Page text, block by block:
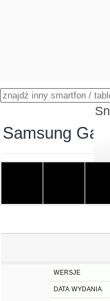
Samsung
WERSJE
DATA WYDANIA